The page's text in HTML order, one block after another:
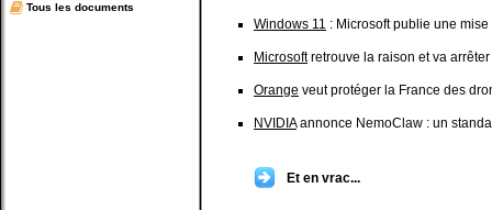
Tous les documents
Windows 11 : Microsoft publie une
Microsoftretrouve la raison et va
Orange veut protéger la France des
NVIDIAannonce NemoClaw : un
Et en vrac...